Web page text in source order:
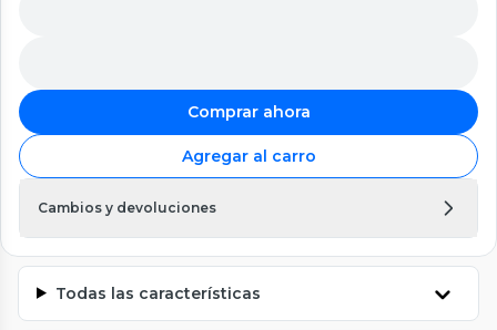
Comprar ahora
Agregar al carro
Cambios y devoluciones
Todas las características